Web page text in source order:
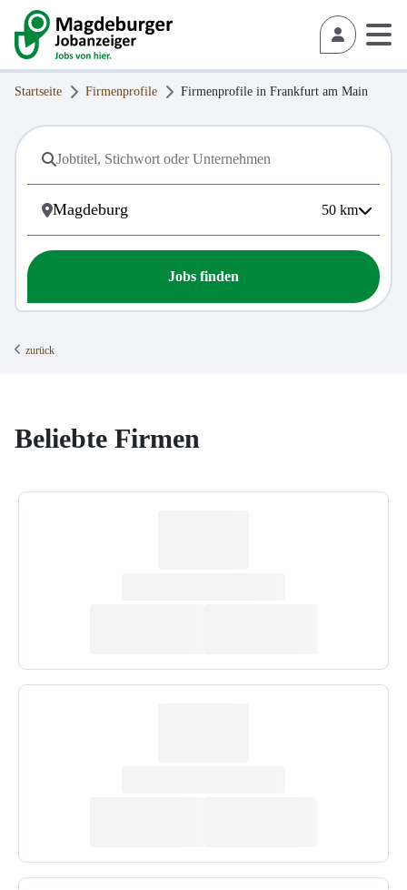
Startseite Firmenprofile Firmenprofile in Frankfurt am Main
50 km
Jobs finden
zurück
Beliebte Firmen